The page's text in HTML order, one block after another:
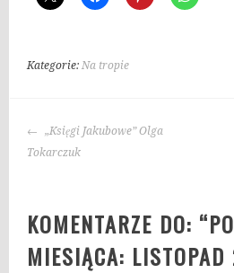
Kategorie: Na tropie
NAWIGACJA
WPISU
„Księgi Jakubowe” Olga
Tokarczuk
KOMENTARZE DO: “
MIESIĄCA: